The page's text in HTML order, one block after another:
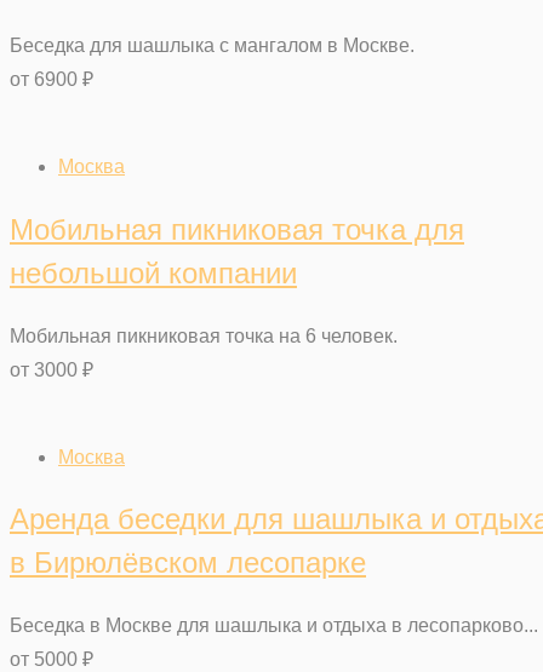
Беседка для шашлыка с мангалом в Москве.
от 6900 ₽
Москва
Мобильная пикниковая точка для
небольшой компании
Мобильная пикниковая точка на 6 человек.
от 3000 ₽
Москва
Аренда беседки для шашлыка и
в Бирюлёвском лесопарке
Беседка в Москве для шашлыка и отдыха в лесопарково...
от 5000 ₽